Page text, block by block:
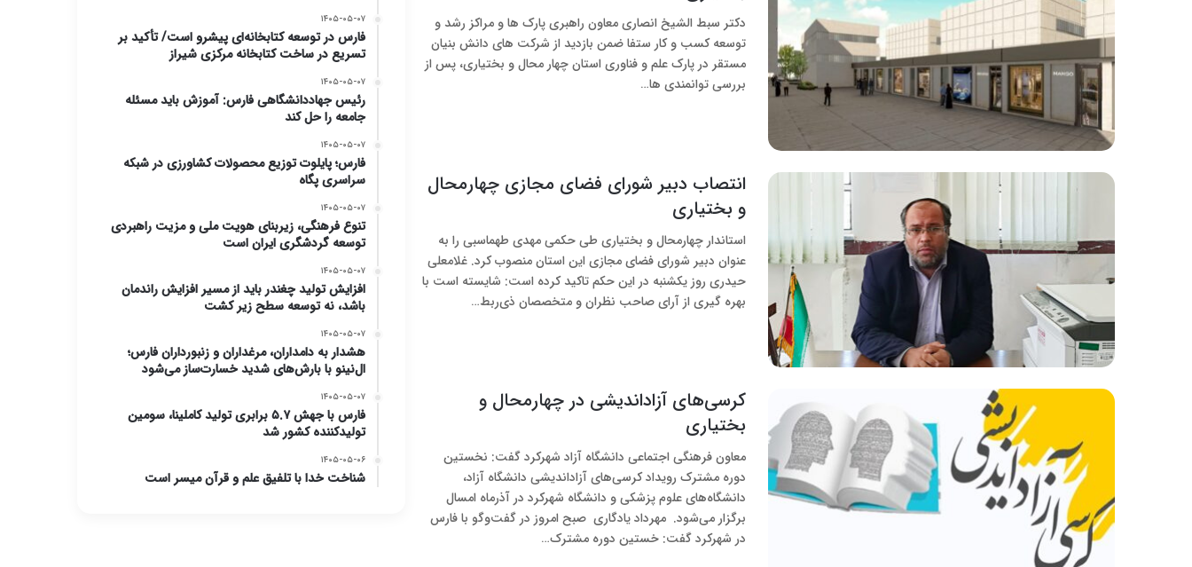
دکتر سبط الشیخ انصاری معاون راهبری پارک ها و مراکز رشد و
توسعه کسب و کار ستفا ضمن بازدید از شرکت های دانش بنیان
مستقر در پارک علم و فناوری استان چهار محال و بختیاری، پس از
بررسی توانمندی ها…
انتصاب دبیر شورای فضای مجازی چهارمحال
و بختیاری
استاندار چهارمحال و بختیاری طی حکمی مهدی طهماسبی را به
عنوان دبیر شورای فضای مجازی این استان منصوب کرد. غلامعلی
حیدری روز یکشنبه در این حکم تاکید کرده است: شایسته است با
بهره گیری از آرای صاحب نظران و متخصصان ذی‌ربط…
کرسی‌های آزاداندیشی در چهارمحال و
بختیاری
معاون فرهنگی اجتماعی دانشگاه آزاد شهرکرد گفت: نخستین
دوره مشترک رویداد کرسی‌های آزاداندیشی دانشگاه آزاد،
دانشگاه‌های علوم پزشکی و دانشگاه شهرکرد در آذرماه امسال
برگزار می‌شود. مهرداد یادگاری صبح امروز در گفت‌وگو با فارس
در شهرکرد گفت: خستین دوره مشترک…
۱۴۰۵-۰۵-۰۷
فارس در توسعه کتابخانه‌ای پیشرو است/ تأکید بر
تسریع در ساخت کتابخانه مرکزی شیراز
۱۴۰۵-۰۵-۰۷
رئیس جهاددانشگاهی فارس: آموزش باید مسئله
جامعه را حل کند
۱۴۰۵-۰۵-۰۷
فارس؛ پایلوت توزیع محصولات کشاورزی در شبکه
سراسری پگاه
۱۴۰۵-۰۵-۰۷
تنوع فرهنگی، زیربنای هویت ملی و مزیت راهبردی
توسعه گردشگری ایران است
۱۴۰۵-۰۵-۰۷
افزایش تولید چغندر باید از مسیر افزایش راندمان
باشد، نه توسعه سطح زیر کشت
۱۴۰۵-۰۵-۰۷
هشدار به دامداران، مرغداران و زنبورداران فارس؛
ال‌نینو با بارش‌های شدید خسارت‌ساز می‌شود
۱۴۰۵-۰۵-۰۷
فارس با جهش ۵.۷ برابری تولید کاملینا، سومین
تولیدکننده کشور شد
۱۴۰۵-۰۵-۰۶
شناخت خدا با تلفیق علم و قرآن میسر است